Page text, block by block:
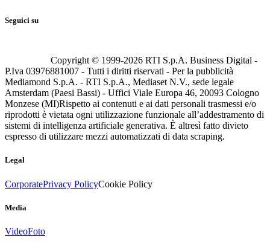
Seguici su
Copyright © 1999-2026 RTI S.p.A. Business Digital -
P.Iva 03976881007 - Tutti i diritti riservati - Per la pubblicità
Mediamond S.p.A. - RTI S.p.A., Mediaset N.V., sede legale
Amsterdam (Paesi Bassi) - Uffici Viale Europa 46, 20093 Cologno
Monzese (MI)Rispetto ai contenuti e ai dati personali trasmessi e/o
riprodotti è vietata ogni utilizzazione funzionale all’addestramento di
sistemi di intelligenza artificiale generativa. È altresì fatto divieto
espresso di utilizzare mezzi automatizzati di data scraping.
Legal
CorporatePrivacy PolicyCookie Policy
Media
VideoFoto